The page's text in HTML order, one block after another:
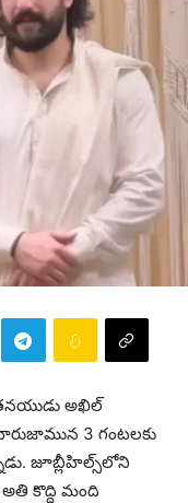
అఖిల్
3 గంటలకు
జూబ్లీహిల్స్‌లోని
కొద్ది మంది